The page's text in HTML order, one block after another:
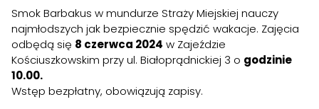
Smok Barbakus w mundurze Straży Miejskiej nauczy
najmłodszych jak bezpiecznie spędzić wakacje. Zajęcia
odbędą się 8 czerwca 2024 w Zajeździe
Kościuszkowskim przy ul. Białoprądnickiej 3 o godzinie
10.00.
Wstęp bezpłatny, obowiązują zapisy.